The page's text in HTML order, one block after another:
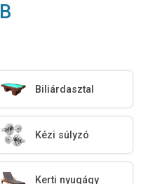
Biliárdasztal
Kézi súlyzó
Kerti nyugágy